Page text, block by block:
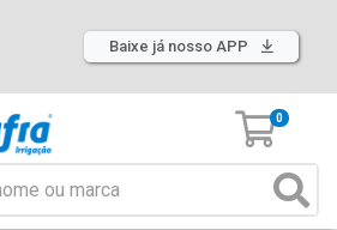
Baixe já nosso APP
0